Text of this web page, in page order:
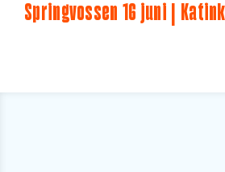
Springvossen 16 juni |